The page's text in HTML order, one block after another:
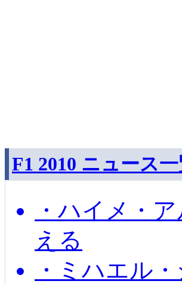
F1 2010 ニュース
・ハイメ・
える
・ミハエル